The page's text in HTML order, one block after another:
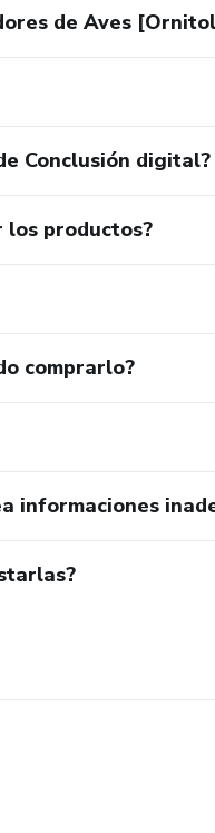
de Aves
Conclusión digital?
los productos?
comprarlo?
informaciones